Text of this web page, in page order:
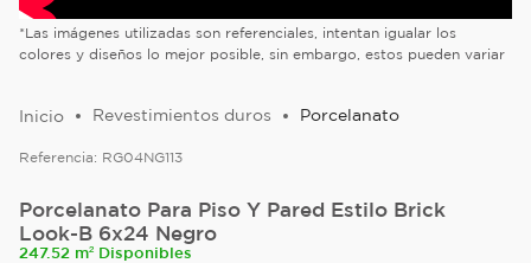
*Las imágenes utilizadas son referenciales, intentan igualar los
colores y diseños lo mejor posible, sin embargo, estos pueden variar
Revestimientos duros Porcelanato
Referencia: RG04NG113
Porcelanato Para Piso Y Pared Estilo Brick
Look-B 6x24 Negro
247.52 m² Disponibles